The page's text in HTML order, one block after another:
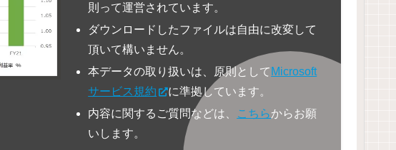
則って運営されています。
ダウンロードしたファイルは自由に改変して
頂いて構いません。
本データの取り扱いは、原則として Microsoft
サービス規約
に準拠しています。
内容に関するご質問などは、
こちらからお願
いします。